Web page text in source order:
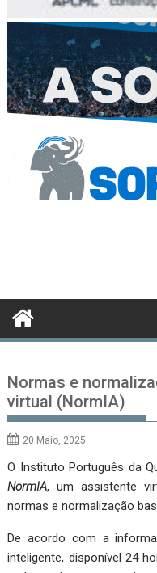
Normas e
virtual (NormIA)
20 Maio, 2025
O Instituto Português da
NormIA, um assistente
normas e normalização
De acordo com a
inteligente, disponível 24